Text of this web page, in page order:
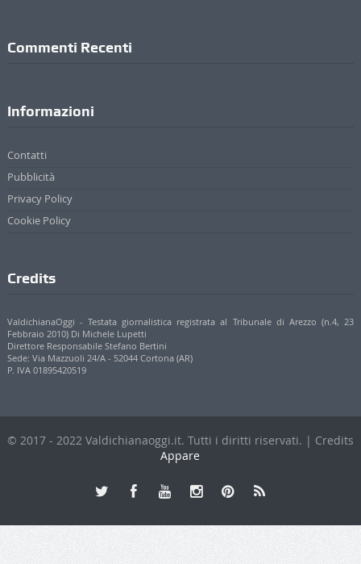
Commenti Recenti
Informazioni
Contatti
Pubblicità
Privacy Policy
Cookie Policy
Credits
ValdichianaOggi - Testata giornalistica registrata al Tribunale di Arezzo (n.4, 23
Febbraio 2010) Di Michele Lupetti
Direttore Responsabile Stefano Bertini
Sede: Via Mazzuoli 24/A - 52044 Cortona (AR)
P. IVA 01895420519
© 2017 - 2022 Valdichianaoggi.it. Tutti i diritti riservati. | Credits
Appare